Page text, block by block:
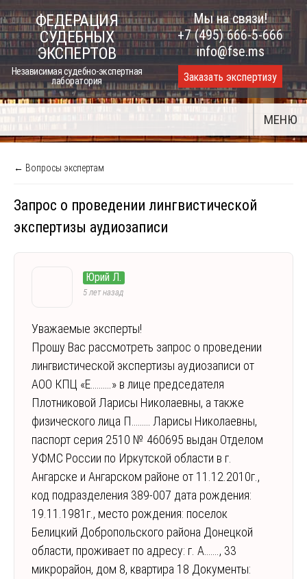
Skip
to
content
ФЕДЕРАЦИЯ
СУДЕБНЫХ
ЭКСПЕРТОВ
Независимая судебно-экспертная
лаборатория
Мы на связи!
+7 (495) 666-5-666
info@fse.ms
Заказать экспертизу
МЕНЮ
← Вопросы экспертам
Запрос о проведении лингвистической
экспертизы аудиозаписи
Юрий Л.
5 лет назад
Уважаемые эксперты!
Прошу Вас рассмотреть запрос о проведении
лингвистической экспертизы аудиозаписи от
АОО КПЦ «Е……….» в лице председателя
Плотниковой Ларисы Николаевны, а также
физического лица П……… Ларисы Николаевны,
паспорт серия 2510 № 460695 выдан Отделом
УФМС России по Иркутской области в г.
Ангарске и Ангарском районе от 11.12.2010г.,
код подразделения 389-007 дата рождения:
19.11.1981г., место рождения: поселок
Белицкий Добропольского района Донецкой
области, проживает по адресу: г. А……., 33
микрорайон, дом 8, квартира 18 Документы: